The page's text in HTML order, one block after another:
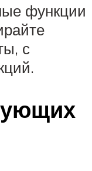
функции
с